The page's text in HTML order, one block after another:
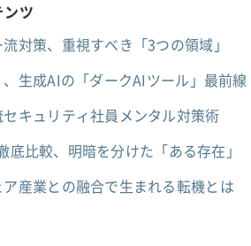
ツ
対策、重視すべき「3つの領域」
生成AIの「ダークAIツール」最前線
キュリティ社員メンタル対策術
比較、明暗を分けた「ある存在」
産業との融合で生まれる転機とは